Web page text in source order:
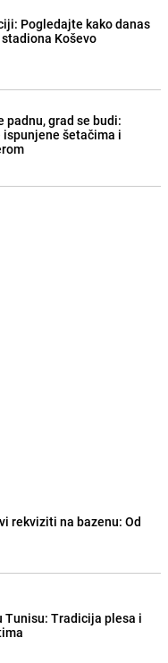
Pogledajte kako danas
Koševo
padnu, grad se budi:
šetačima i
rekviziti na bazenu: Od
Tunisu: Tradicija plesa i